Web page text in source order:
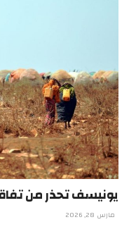
يونيسف تحذر من
مارس 28, 2026